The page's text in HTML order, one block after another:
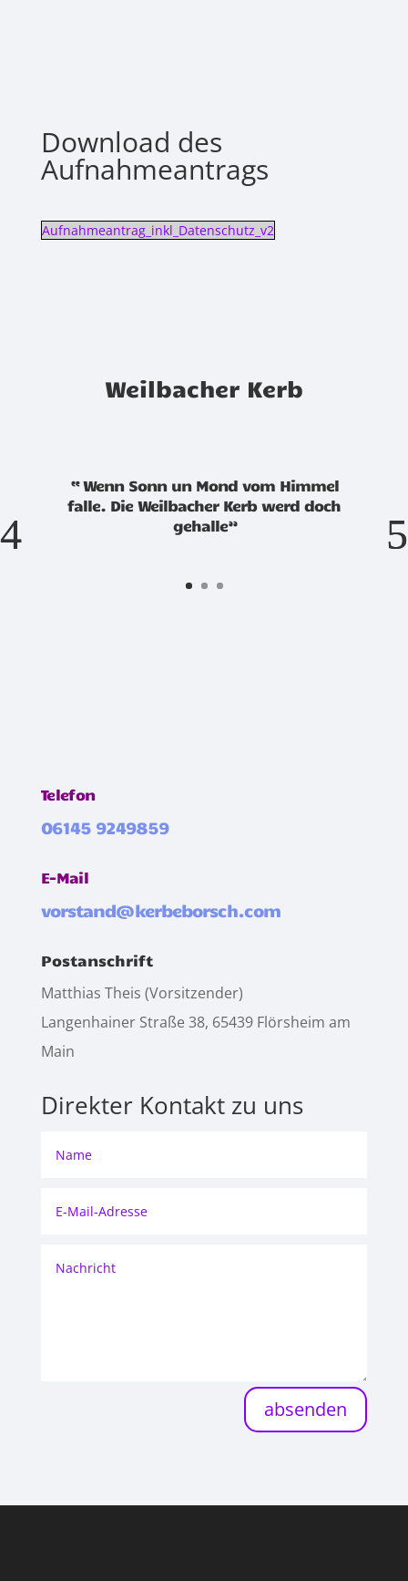
Download des
Aufnahmeantrags
Aufnahmeantrag_inkl_Datenschutz_v2
Weilbacher Kerb
“ Wenn Sonn un Mond vom Himmel
falle. Die Weilbacher Kerb werd doch
gehalle”
Telefon
06145 9249859
E-Mail
vorstand@kerbeborsch.com
Postanschrift
Matthias Theis (Vorsitzender)
Langenhainer Straße 38, 65439 Flörsheim am
Main
Direkter Kontakt zu uns
absenden